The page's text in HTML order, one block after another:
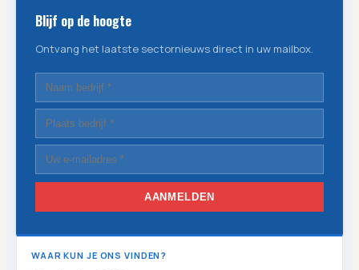
Blijf op de hoogte
Ontvang het laatste sectornieuws direct in uw mailbox.
AANMELDEN
WAAR KUN JE ONS VINDEN?